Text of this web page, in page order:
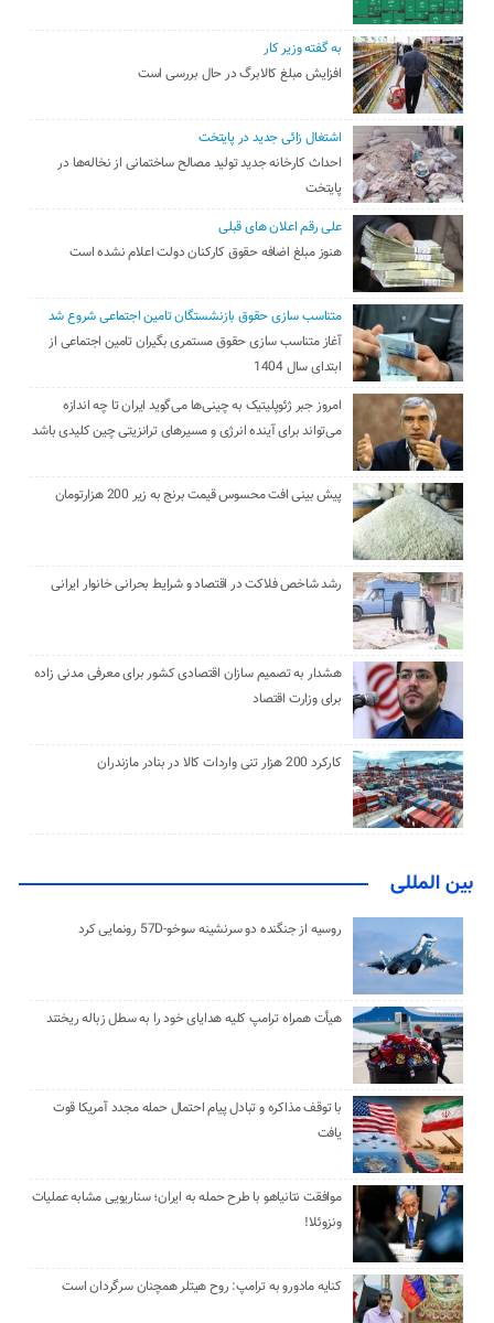
به گفته وزیر کار
افزایش مبلغ کالابرگ در حال بررسی است
اشتغال زائی جدید در پایتخت
احداث کارخانه جدید تولید مصالح ساختمانی از نخاله‌ها در
پایتخت
علی رقم اعلان های قبلی
هنوز مبلغ اضافه حقوق کارکنان دولت اعلام نشده است
متناسب سازی حقوق بازنشستگان تامین اجتماعی شروع شد
آغاز متناسب سازی حقوق مستمری بگیران تامین اجتماعی از
ابتدای سال 1404
امروز جبر ژئوپلیتیک به چینی‌ها می‌گوید ایران تا چه اندازه
می‌تواند برای آینده انرژی و مسیرهای ترانزیتی چین کلیدی باشد
پیش بینی افت محسوس قیمت برنج به زیر 200 هزارتومان
رشد شاخص فلاکت در اقتصاد و شرایط بحرانی خانوار ایرانی
هشدار به تصمیم سازان اقتصادی کشور برای معرفی مدنی زاده
برای وزارت اقتصاد
کارکرد 200 هزار تنی واردات کالا در بنادر مازندران
بین المللی
روسیه از جنگنده دو سرنشینه سوخو-57D رونمایی کرد
هیأت همراه ترامپ کلیه هدایای خود را به سطل زباله ریختند
با توقف مذاکره و تبادل پیام احتمال حمله مجدد آمریکا قوت
یافت
موافقت نتانیاهو با طرح حمله به ایران؛ سناریویی مشابه عملیات
ونزوئلا!
کنایه مادورو به ترامپ: روح هیتلر همچنان سرگردان است